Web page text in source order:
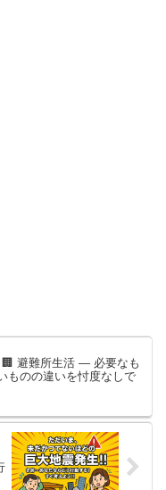
避難所生活 ― 必要なも
ものの違いを忖度なしで